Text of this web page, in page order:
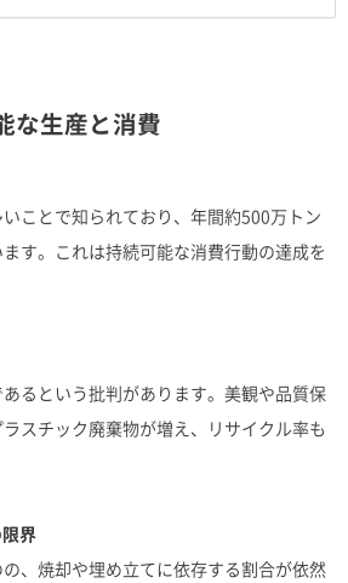
な生産と消費
ことで知られており、年間約500万トン
す。これは持続可能な消費行動の達成を
るという批判があります。美観や品質保
スチック廃棄物が増え、リサイクル率も
界
、焼却や埋め立てに依存する割合が依然